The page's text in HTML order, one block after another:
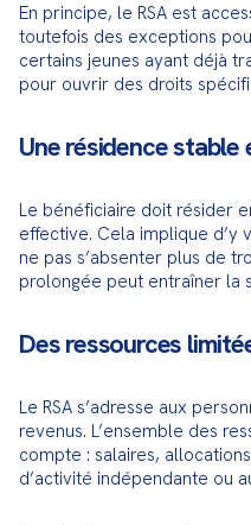
En principe, le RSA est
toutefois des exceptions
certains jeunes ayant déjà
pour ouvrir des droits
Une résidence stable
Le bénéficiaire doit résider
effective. Cela implique d’y
ne pas s’absenter plus de
prolongée peut entraîner la
Des ressources
Le RSA s’adresse aux
revenus. L’ensemble des
compte : salaires,
d’activité indépendante ou